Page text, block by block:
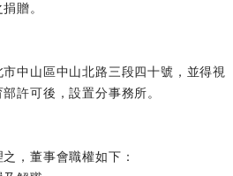
贈。
中山區中山北路三段四十號，並得視
許可後，設置分事務所。
，董事會職權如下：